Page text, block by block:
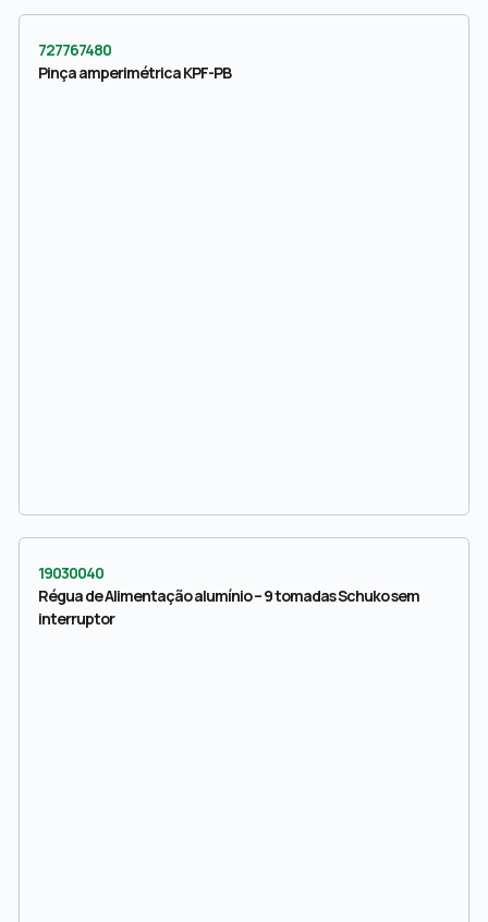
727767480
Pinça amperimétrica KPF-PB
19030040
Régua de Alimentação alumínio – 9 tomadas Schuko sem
interruptor